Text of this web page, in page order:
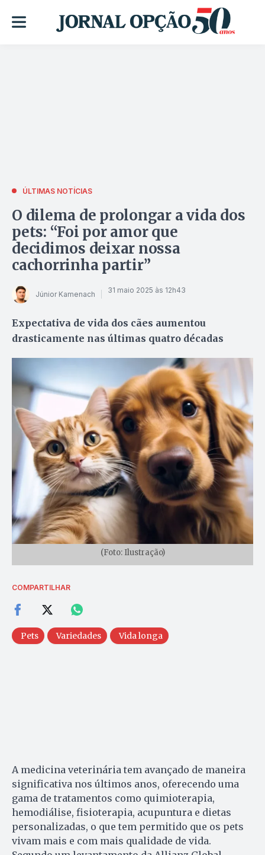
ÚLTIMAS NOTÍCIAS
O dilema de prolongar a vida dos
pets: “Foi por amor que
decidimos deixar nossa
cachorrinha partir”
Júnior Kamenach 31 maio 2025 às 12h43
Expectativa de vida dos cães aumentou
drasticamente nas últimas quatro décadas
(Foto: Ilustração)
COMPARTILHAR
Pets Variedades Vida longa
A medicina veterinária tem avançado de maneira
significativa nos últimos anos, oferecendo uma
gama de tratamentos como quimioterapia,
hemodiálise, fisioterapia, acupuntura e dietas
personalizadas, o que tem permitido que os pets
vivam mais e com mais qualidade de vida.